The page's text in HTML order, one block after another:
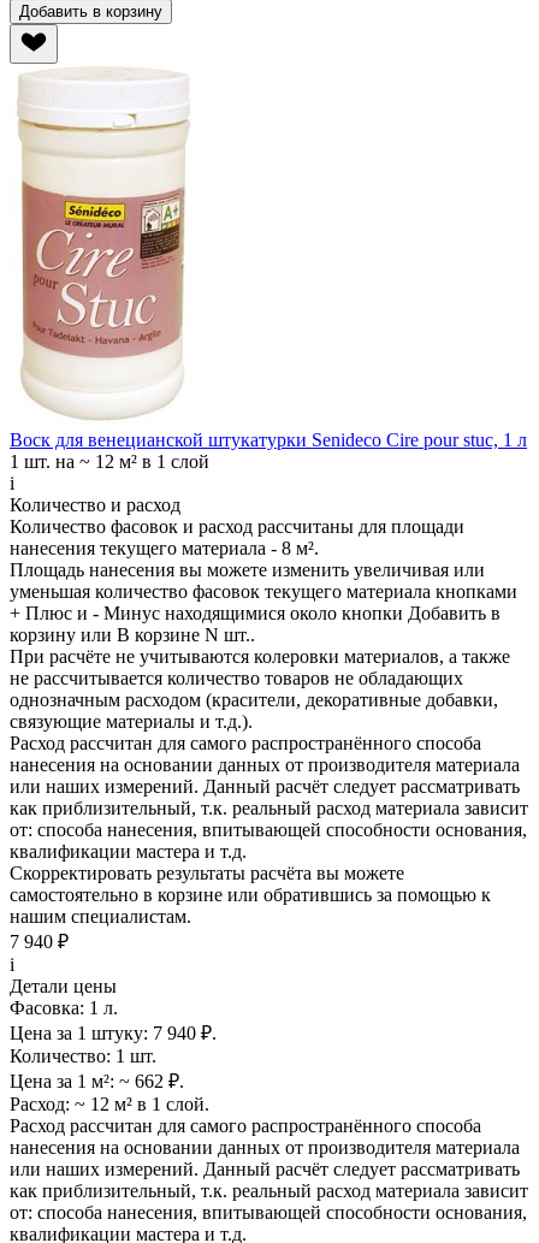
Добавить в корзину
Воск для венецианской штукатурки Senideco Cire pour stuc, 1 л
1 шт. на ~ 12 м² в 1 слой
i
Количество и расход
Количество фасовок и расход рассчитаны для площади
нанесения текущего материала - 8 м².
Площадь нанесения вы можете изменить увеличивая или
уменьшая количество фасовок текущего материала кнопками
+ Плюс и - Минус находящимися около кнопки Добавить в
корзину или В корзине N шт..
При расчёте не учитываются колеровки материалов, а также
не рассчитывается количество товаров не обладающих
однозначным расходом (красители, декоративные добавки,
связующие материалы и т.д.).
Расход рассчитан для самого распространённого способа
нанесения на основании данных от производителя материала
или наших измерений. Данный расчёт следует рассматривать
как приблизительный, т.к. реальный расход материала зависит
от: способа нанесения, впитывающей способности основания,
квалификации мастера и т.д.
Скорректировать результаты расчёта вы можете
самостоятельно в корзине или обратившись за помощью к
нашим специалистам.
7 940 ₽
i
Детали цены
Фасовка: 1 л.
Цена за 1 штуку: 7 940 ₽.
Количество: 1 шт.
Цена за 1 м²: ~ 662 ₽.
Расход: ~ 12 м² в 1 слой.
Расход рассчитан для самого распространённого способа
нанесения на основании данных от производителя материала
или наших измерений. Данный расчёт следует рассматривать
как приблизительный, т.к. реальный расход материала зависит
от: способа нанесения, впитывающей способности основания,
квалификации мастера и т.д.